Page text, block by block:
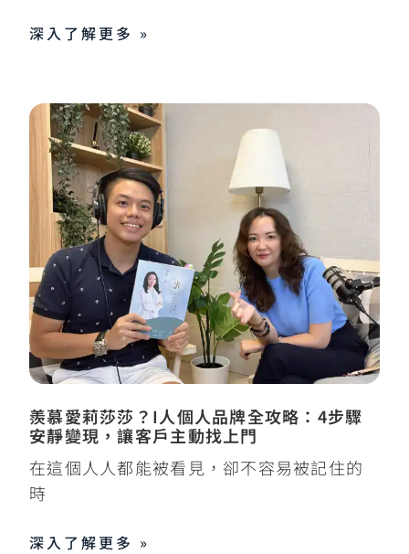
深入了解更多 »
羨慕愛莉莎莎？I人個人品牌全攻略：4步驟
安靜變現，讓客戶主動找上門
在這個人人都能被看見，卻不容易被記住的
時
深入了解更多 »